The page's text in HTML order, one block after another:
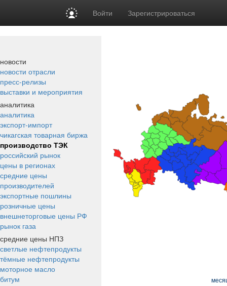
Войти Зарегистрироваться
новости
новости отрасли
пресс-релизы
выставки и мероприятия
аналитика
аналитика
экспорт-импорт
чикагская товарная биржа
производство ТЭК
российский рынок
цены в регионах
средние цены
производителей
экспортные пошлины
розничные цены
внешнеторговые цены РФ
рынок газа
средние цены НПЗ
светлые нефтепродукты
тёмные нефтепродукты
моторное масло
битум